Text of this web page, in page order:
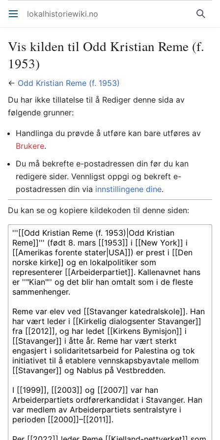
Åpne hovedmenyen lokalhistoriewiki.no Søk
Vis kilden til Odd Kristian Reme (f.
1953)
← Odd Kristian Reme (f. 1953)
Du har ikke tillatelse til å Rediger denne sida av
følgende grunner:
Handlinga du prøvde å utføre kan bare utføres av
Brukere.
Du må bekrefte e-postadressen din før du kan
redigere sider. Vennligst oppgi og bekreft e-
postadressen din via innstillingene dine.
Du kan se og kopiere kildekoden til denne siden: